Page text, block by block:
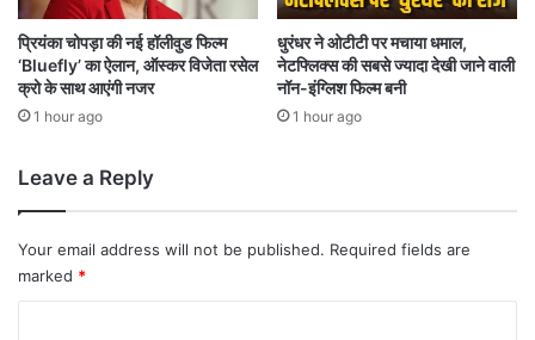
हो
ने
जा
र
हा
ड़ा
उ
ल
प्रियंका चोपड़ा की नई हॉलीवुड फिल्म
‘Bluefly’ का ऐलान, ऑस्कर विजेता रसेल
क्रो के साथ आएंगी नजर
1 hour ago
धुरंधर ने ओटीटी पर मचाया धमाल,
नेटफ्लिक्स की सबसे ज्यादा देखी जाने वाली
नॉन-इंग्लिश फिल्म बनी
1 hour ago
Leave a Reply
Your email address will not be published. Required fields are
marked *